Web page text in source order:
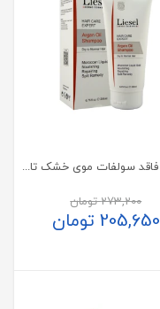
شامپو فاقد سولفات موی خشک تا نرمال لایسل با روغن آرگان
273,200تومان
205,650 تومان